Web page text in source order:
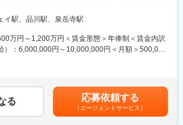
の経営企画・事業管理・管理会計経験を活かして
協業や海外プロジェクト参画機会あり
ト創出、シナリオ分析、戦略提言まで担うポジシ
社の定める事業所（リモートワーク含む）
イ駅、品川駅、泉岳寺駅
万円～1,200万円＜賃金形態＞年俸制＜賃金内訳
）：6,000,000円～10,000,000円＜月額＞500,000
)は固定手当を含めた表記です。
る 応募依頼する
（エージェントサービス）